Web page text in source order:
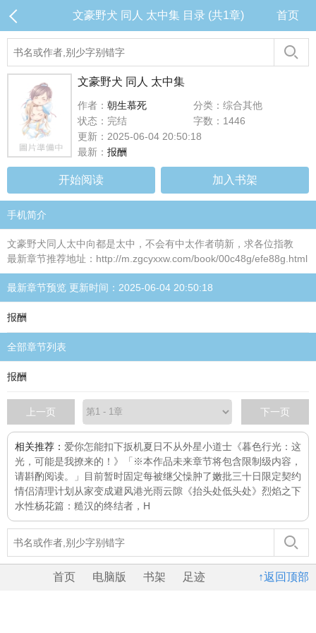
文豪野犬 同人 太中集 目录 (共1章) 首页
文豪野犬 同人 太中集
作者： 朝生慕死
分类：综合其他
状态：完结
字数：1446
更新：2025-06-04 20:50:18
最新： 报酬
开始阅读 加入书架
手机简介
文豪野犬同人太中向都是太中，不会有中太作者萌新，求各位指教
最新章节推荐地址：http://m.zgcyxxw.com/book/00c48g/efe88g.html
最新章节预览 更新时间：2025-06-04 20:50:18
报酬
全部章节列表
报酬
上一页 下一页
相关推荐： 爱你怎能扣下扳机夏日不从外星小道士 《暮色行光：这
光，可能是我撩来的！》「※本作品未来章节将包含限制级内容，
请斟酌阅读。」目前暂时固定每被继父懆肿了嫩批三十日限定契约
情侣清理计划 从家变成避风港光雨云隙 《抬头处低头处》 烈焰之下
水性杨花篇：糙汉的终结者，H
↑返回顶部
首页 电脑版 书架 足迹